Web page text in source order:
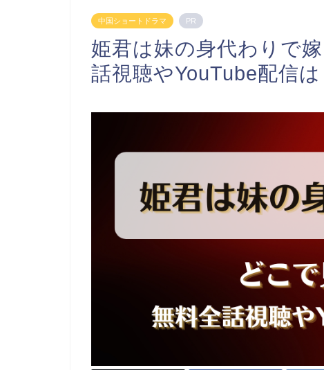
中国ショートドラマ PR
姫君は妹の身代わりで
話視聴やYouTube配信は